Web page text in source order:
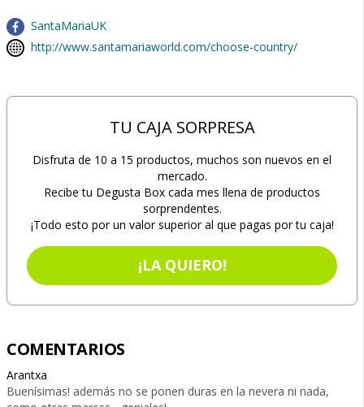
SantaMariaUK
http://www.santamariaworld.com/choose-country/
TU CAJA SORPRESA
Disfruta de 10 a 15 productos, muchos son nuevos en el
mercado.
Recibe tu Degusta Box cada mes llena de productos
sorprendentes.
¡Todo esto por un valor superior al que pagas por tu caja!
¡LA QUIERO!
COMENTARIOS
Arantxa
Buenísimas! además no se ponen duras en la nevera ni nada,